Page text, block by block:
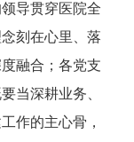
导贯穿医院全
刻在心里、落
融合；各党支
当深耕业务、
作的主心骨，